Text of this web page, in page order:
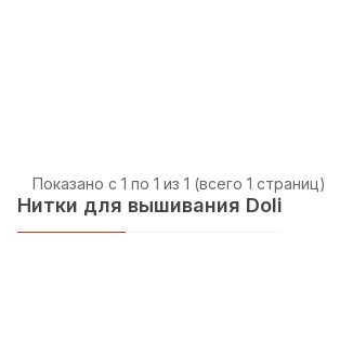
Показано с 1 по 1 из 1 (всего 1 страниц)
Нитки для вышивания Doli